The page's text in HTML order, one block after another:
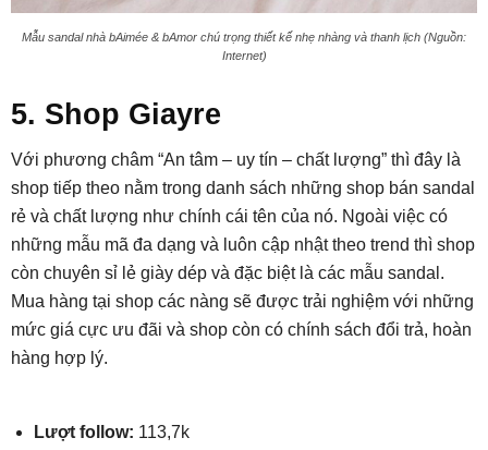
Mẫu sandal nhà bAimée & bAmor chú trọng thiết kế nhẹ nhàng và thanh lịch (Nguồn:
Internet)
5. Shop Giayre
Với phương châm “An tâm – uy tín – chất lượng” thì đây là
shop tiếp theo nằm trong danh sách những shop bán sandal
rẻ và chất lượng như chính cái tên của nó. Ngoài việc có
những mẫu mã đa dạng và luôn cập nhật theo trend thì shop
còn chuyên sỉ lẻ giày dép và đặc biệt là các mẫu sandal.
Mua hàng tại shop các nàng sẽ được trải nghiệm với những
mức giá cực ưu đãi và shop còn có chính sách đổi trả, hoàn
hàng hợp lý.
Lượt follow: 113,7k